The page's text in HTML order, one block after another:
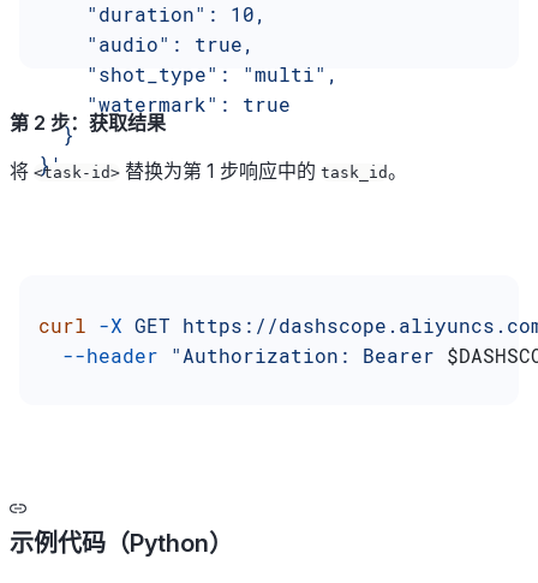
    "duration": 10,
    "audio": true,
    "shot_type": "multi",
    "watermark": true
  }
}'
第 2 步：获取结果
将 <task-id> 替换为第 1 步响应中的 task_id。
curl -X GET https://
  --header
"Authorization: Bearer
示例代码（Python）